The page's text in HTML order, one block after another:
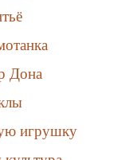
Дона
игрушку